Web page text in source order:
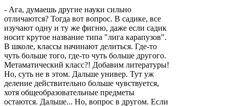
- Ага, думаешь другие науки сильно
отличаются? Тогда вот вопрос. В садике, все
изучают одну и ту же фигню, даже если садик
носит крутое название типа "лига карапузов".
В школе, классы начинают делиться. Где-то
чуть больше того, где-то чуть больше другого.
Метаматический класс?! Добавим литературы!
Но, суть не в этом. Дальше универ. Тут уж
деление действительно больше чувствуется,
хотя общеобразовательные предметы
остаются. Дальше... Но, вопрос в другом. Если